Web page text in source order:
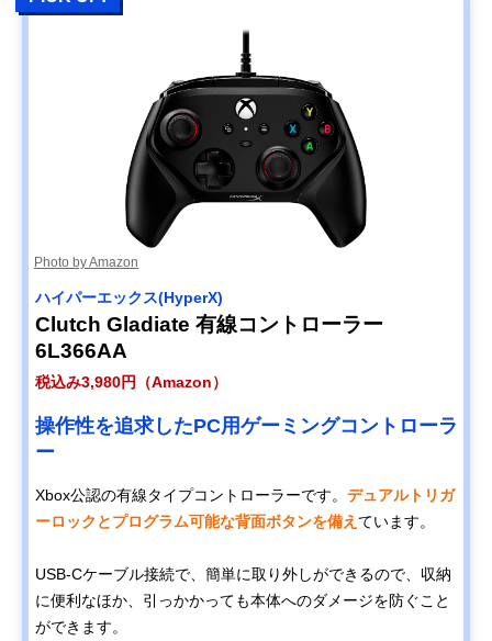
Photo by Amazon
ハイパーエックス(HyperX)
Clutch Gladiate 有線コントローラー
6L366AA
税込み3,980円（Amazon）
操作性を追求したPC用ゲーミングコントローラ
ー
Xbox公認の有線タイプコントローラーです。 デュアルトリガ
ーロックとプログラム可能な背面ボタンを備え ています。
USB-Cケーブル接続で、簡単に取り外しができるので、収納
に便利なほか、引っかかっても本体へのダメージを防ぐこと
ができます。